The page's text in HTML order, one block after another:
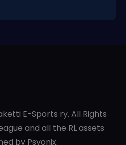
E-Sports ry. All Rights
and all the RL assets
by Psyonix.